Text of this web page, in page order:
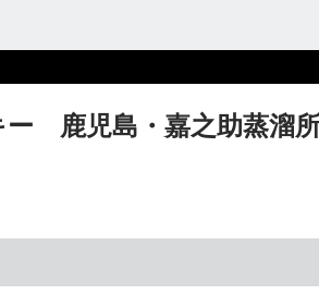
ー 鹿児島・嘉之助蒸溜